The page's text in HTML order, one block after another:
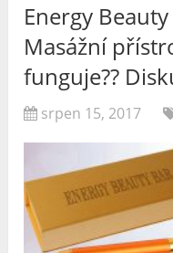
Energy
Masážní
funguje??
srpen 15, 2017